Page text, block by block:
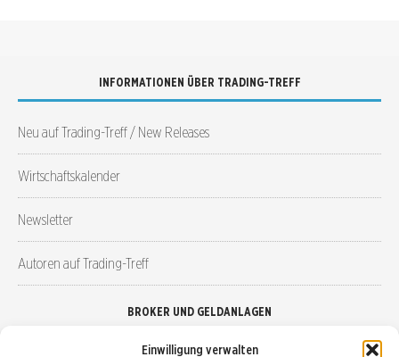
Einwilligung verwalten
INFORMATIONEN ÜBER TRADING-TREFF
Neu auf Trading-Treff / New Releases
Wirtschaftskalender
Newsletter
Autoren auf Trading-Treff
BROKER UND GELDANLAGEN